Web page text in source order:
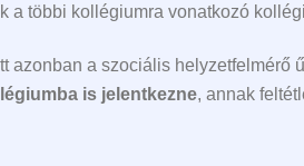
a többi kollégiumra vonatkozó
azonban a szociális
is jelentkezne, annak